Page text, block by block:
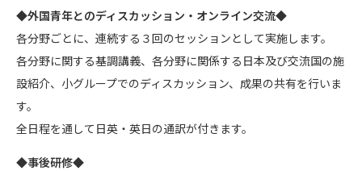
◆外国青年とのディスカッション・オンライン交流◆
各分野ごとに、連続する３回のセッションとして実施します。
各分野に関する基調講義、各分野に関係する日本及び交流国の施
設紹介、小グループでのディスカッション、成果の共有を行いま
す。
全日程を通して日英・英日の通訳が付きます。
◆事後研修◆